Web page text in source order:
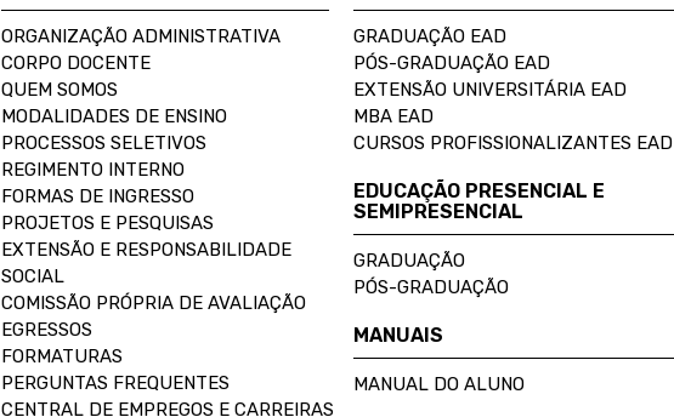
ORGANIZAÇÃO ADMINISTRATIVA
CORPO DOCENTE
QUEM SOMOS
MODALIDADES DE ENSINO
PROCESSOS SELETIVOS
REGIMENTO INTERNO
FORMAS DE INGRESSO
PROJETOS E PESQUISAS
EXTENSÃO E RESPONSABILIDADE
SOCIAL
COMISSÃO PRÓPRIA DE AVALIAÇÃO
EGRESSOS
FORMATURAS
PERGUNTAS FREQUENTES
CENTRAL DE EMPREGOS E CARREIRAS
GRADUAÇÃO EAD
PÓS-GRADUAÇÃO EAD
EXTENSÃO UNIVERSITÁRIA EAD
MBA EAD
CURSOS PROFISSIONALIZANTES EAD
EDUCAÇÃO PRESENCIAL E
SEMIPRESENCIAL
GRADUAÇÃO
PÓS-GRADUAÇÃO
MANUAIS
MANUAL DO ALUNO